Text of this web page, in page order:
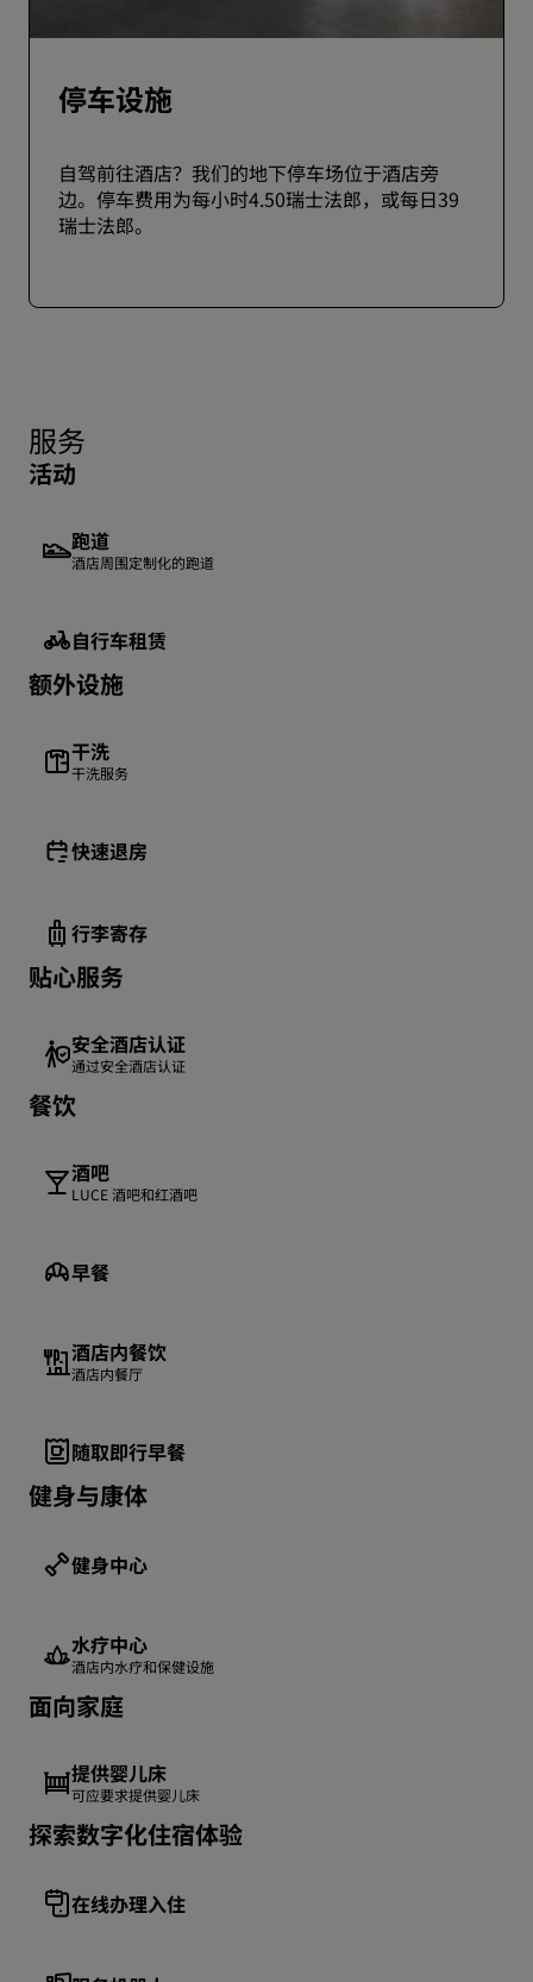
停车设施
自驾前往酒店？我们的地下停车场位于酒店旁
边。停车费用为每小时4.50瑞士法郎，或每日39
瑞士法郎。
服务
活动
跑道
酒店周围定制化的跑道
自行车租赁
额外设施
干洗
干洗服务
快速退房
行李寄存
贴心服务
安全酒店认证
通过安全酒店认证
餐饮
酒吧
LUCE 酒吧和红酒吧
早餐
酒店内餐饮
酒店内餐厅
随取即行早餐
健身与康体
健身中心
水疗中心
酒店内水疗和保健设施
面向家庭
提供婴儿床
可应要求提供婴儿床
探索数字化住宿体验
在线办理入住